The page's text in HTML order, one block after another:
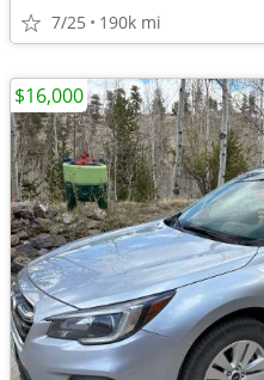
7/25 190k mi
$16,000